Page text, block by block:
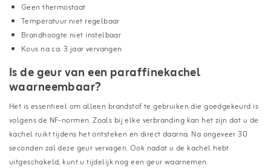
Geen thermostaat
Temperatuur niet regelbaar
Brandhoogte niet instelbaar
Kous na ca. 3 jaar vervangen
Is de geur van een paraffinekachel
waarneembaar?
Het is essentieel om alleen brandstof te gebruiken die goedgekeurd is
volgens de NF-normen. Zoals bij elke verbranding kan het zijn dat u de
kachel ruikt tijdens het ontsteken en direct daarna. Na ongeveer 30
seconden zal deze geur vervagen. Ook nadat u de kachel hebt
uitgeschakeld, kunt u tijdelijk nog een geur waarnemen.